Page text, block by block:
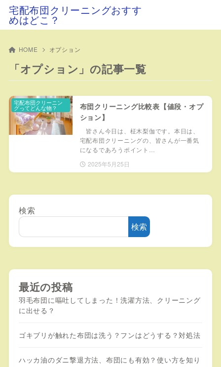
宅配布団クリーニングおすす
めはどこ？
HOME オプション
「オプション」の記事一覧
布団クリーニング比較表【値段・オプ
ション】
皆さん今日は、柾木梨伽です。本日は、
宅配布団クリーニングの、皆さんが一番気
になるであろうポイント…
2025年5月25日
宅配布団クリーニン
グってどんな物？
検索
検索
最近の投稿
羽毛布団に嘔吐してしまった！洗濯方法、クリーニング
に出せる？
ゴキブリが触れた布団は洗う？フンはどうする？対処法
ハッカ油のダニ撃退方法、布団にも有効？使い方を知り